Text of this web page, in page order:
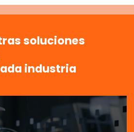
soluciones
industria